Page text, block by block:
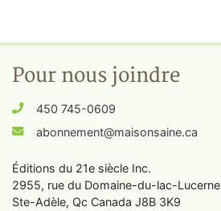
Pour nous joindre
450 745-0609
abonnement@maisonsaine.ca
Éditions du 21e siècle Inc.
2955, rue du Domaine-du-lac-Lucerne
Ste-Adèle, Qc Canada J8B 3K9